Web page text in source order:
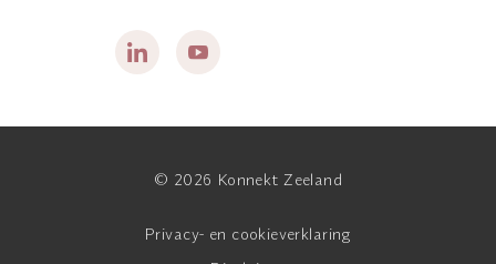
© 2026 Konnekt Zeeland
Privacy- en cookieverklaring